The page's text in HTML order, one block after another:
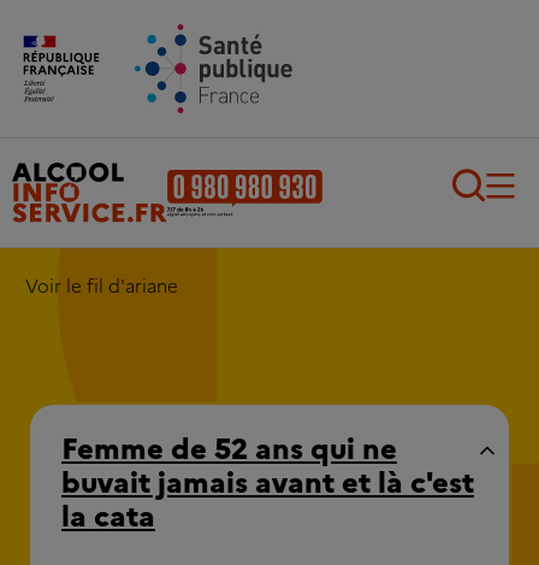
Aller au contenu principal
Voir le fil d'ariane
Femme de 52 ans qui ne
buvait jamais avant et là c'est
la cata